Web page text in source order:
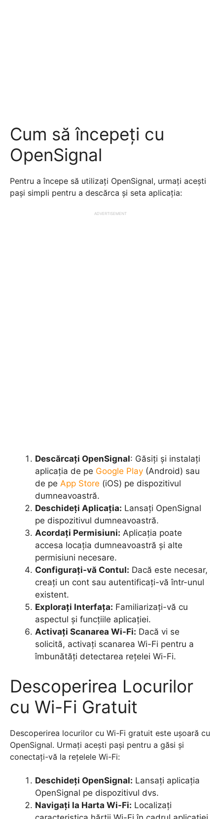
Cum să începeți cu
OpenSignal
Pentru a începe să utilizați OpenSignal, urmați acești
pași simpli pentru a descărca și seta aplicația:
ADVERTISEMENT
Descărcați OpenSignal: Găsiți și instalați
aplicația de pe Google Play (Android) sau
de pe App Store (iOS) pe dispozitivul
dumneavoastră.
Deschideți Aplicația: Lansați OpenSignal
pe dispozitivul dumneavoastră.
Acordați Permisiuni: Aplicația poate
accesa locația dumneavoastră și alte
permisiuni necesare.
Configurați-vă Contul: Dacă este necesar,
creați un cont sau autentificați-vă într-unul
existent.
Explorați Interfața: Familiarizați-vă cu
aspectul și funcțiile aplicației.
Activați Scanarea Wi-Fi: Dacă vi se
solicită, activați scanarea Wi-Fi pentru a
îmbunătăți detectarea rețelei Wi-Fi.
Descoperirea Locurilor
cu Wi-Fi Gratuit
Descoperirea locurilor cu Wi-Fi gratuit este ușoară cu
OpenSignal. Urmați acești pași pentru a găsi și
conectați-vă la rețelele Wi-Fi:
Deschideți OpenSignal: Lansați aplicația
OpenSignal pe dispozitivul dvs.
Navigați la Harta Wi-Fi: Localizați